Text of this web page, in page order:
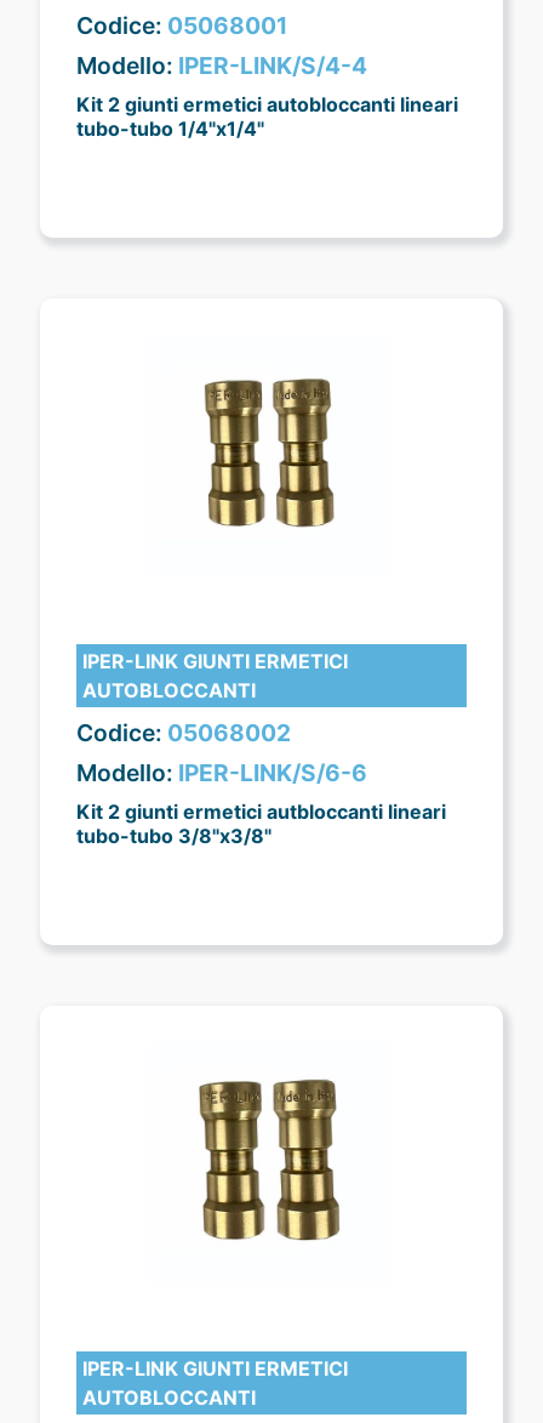
Codice: 05068001
Modello: IPER-LINK/S/4-4
Kit 2 giunti ermetici autobloccanti lineari
tubo-tubo 1/4"x1/4"
IPER-LINK GIUNTI ERMETICI
AUTOBLOCCANTI
Codice: 05068002
Modello: IPER-LINK/S/6-6
Kit 2 giunti ermetici autbloccanti lineari
tubo-tubo 3/8"x3/8"
IPER-LINK GIUNTI ERMETICI
AUTOBLOCCANTI